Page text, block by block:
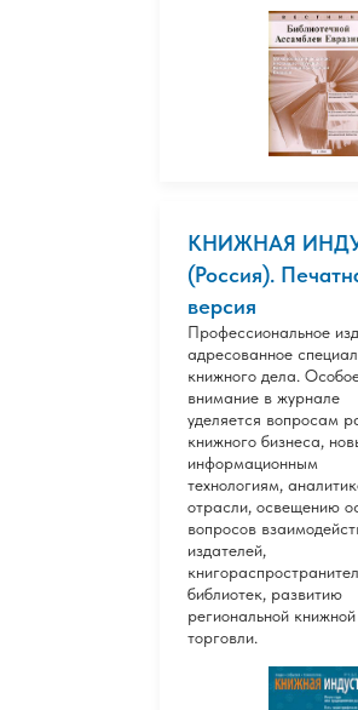
КНИЖНАЯ
(Россия).
версия
Профессиональное
адресованное
книжного дела.
внимание в журнале
уделяется вопросам
книжного бизнеса,
информационным
технологиям,
отрасли, освещению
вопросов
издателей,
библиотек, развитию
региональной книжной
торговли.